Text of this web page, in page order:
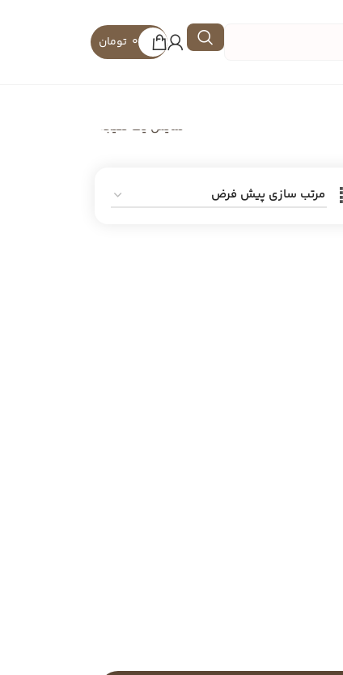
تومان 0
نمایش یک نتیجه